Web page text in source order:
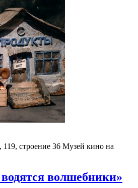
строение 36 Музей кино на
волшебники»